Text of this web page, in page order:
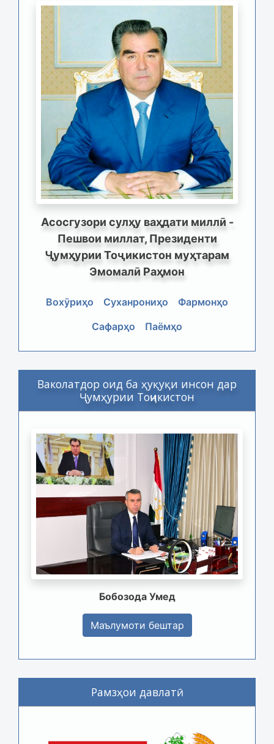
Асосгузори сулҳу ваҳдати миллӣ -
Пешвои миллат, Президенти
Ҷумҳурии Тоҷикистон муҳтарам
Эмомалӣ Раҳмон
Вохӯриҳо Суханрониҳо
Фармонҳо
Сафарҳо
Паёмҳо
Ваколатдор оид ба ҳуқуқи инсон дар
Ҷумҳурии Тоҷикистон
Бобозода Умед
Маълумоти бештар
Рамзҳои давлатӣ